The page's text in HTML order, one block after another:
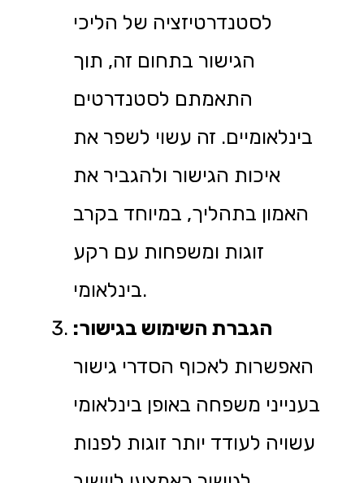
לסטנדרטיזציה של הליכי
הגישור בתחום זה, תוך
התאמתם לסטנדרטים
בינלאומיים. זה עשוי לשפר את
איכות הגישור ולהגביר את
האמון בתהליך, במיוחד בקרב
זוגות ומשפחות עם רקע
בינלאומי.
הגברת השימוש בגישור:
האפשרות לאכוף הסדרי גישור
בענייני משפחה באופן בינלאומי
עשויה לעודד יותר זוגות לפנות